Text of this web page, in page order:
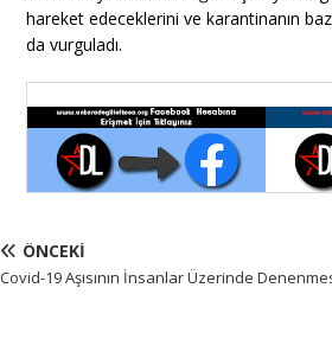
hareket edeceklerini ve karantinanın
da vurguladı.
ÖNCEKI
Covid-19 Aşısının İnsanlar Üzerinde